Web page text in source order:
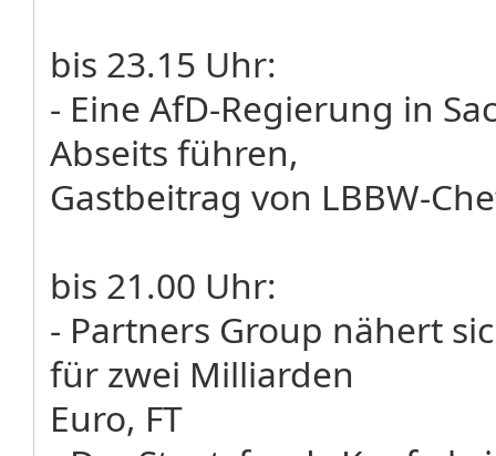
bis 23.15 Uhr:
- Eine AfD-Regierung in
Abseits führen,
Gastbeitrag von LBBW-
bis 21.00 Uhr:
- Partners Group nähert
für zwei Milliarden
Euro, FT